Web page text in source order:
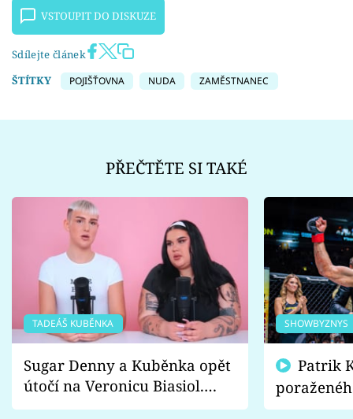
VSTOUPIT DO DISKUZE
Sdílejte článek
ŠTÍTKY
POJIŠŤOVNA NUDA ZAMĚSTNANEC
PŘEČTĚTE SI TAKÉ
TADEÁŠ KUBĚNKA
Sugar Denny a Kuběnka opět
útočí na Veronicu Biasiol.
Proč je podle nich falešná a
SHOWBYZNYS
fanoušci